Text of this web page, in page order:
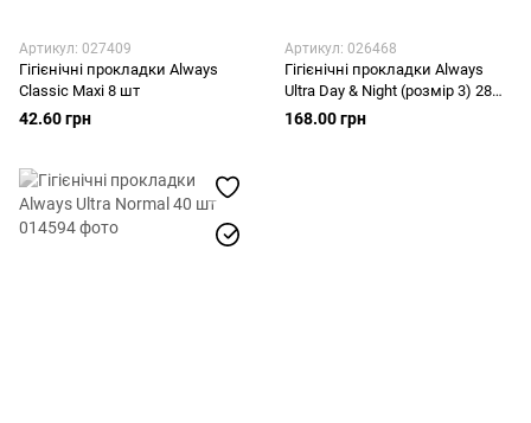
Артикул: 027409
Гігієнічні прокладки Always
Classic Maxi 8 шт
42.60 грн
Артикул: 026468
Гігієнічні прокладки Always
Ultra Day & Night (розмір 3) 28
шт
168.00 грн